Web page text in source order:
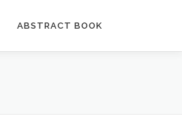
ABSTRACT BOOK